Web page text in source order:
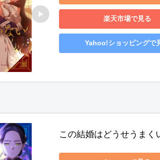
楽天市場で見る
Yahoo!ショッピングで
この結婚はどうせうまく